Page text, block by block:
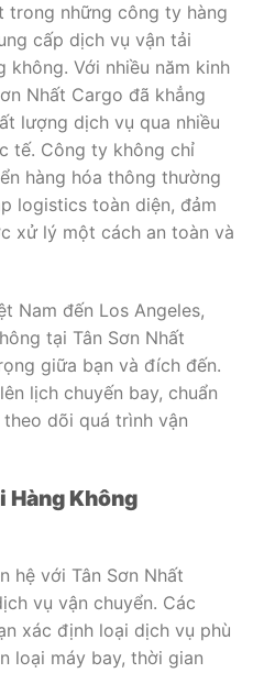
trong những công ty hàng
cấp dịch vụ vận tải
không. Với nhiều năm kinh
Nhất Cargo đã khẳng
lượng dịch vụ qua nhiều
tế. Công ty không chỉ
hàng hóa thông thường
logistics toàn diện, đảm
xử lý một cách an toàn và
Nam đến Los Angeles,
tại Tân Sơn Nhất
giữa bạn và đích đến.
lịch chuyến bay, chuẩn
dõi quá trình vận
Hàng Không
hệ với Tân Sơn Nhất
vụ vận chuyển. Các
xác định loại dịch vụ phù
loại máy bay, thời gian